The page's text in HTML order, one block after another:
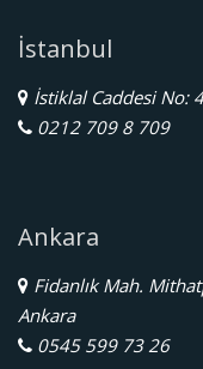
İstanbul
İstiklal Caddesi No:
0212 709 8 709
Ankara
Fidanlık Mah.
Ankara
0545 599 73 26